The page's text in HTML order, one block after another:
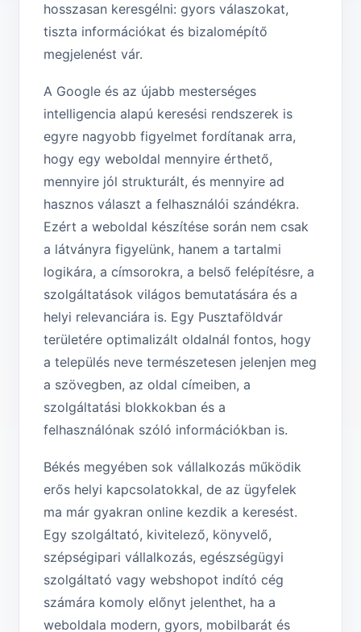
hosszasan keresgélni: gyors válaszokat,
tiszta információkat és bizalomépítő
megjelenést vár.
A Google és az újabb mesterséges
intelligencia alapú keresési rendszerek is
egyre nagyobb figyelmet fordítanak arra,
hogy egy weboldal mennyire érthető,
mennyire jól strukturált, és mennyire ad
hasznos választ a felhasználói szándékra.
Ezért a weboldal készítése során nem csak
a látványra figyelünk, hanem a tartalmi
logikára, a címsorokra, a belső felépítésre, a
szolgáltatások világos bemutatására és a
helyi relevanciára is. Egy Pusztaföldvár
területére optimalizált oldalnál fontos, hogy
a település neve természetesen jelenjen meg
a szövegben, az oldal címeiben, a
szolgáltatási blokkokban és a
felhasználónak szóló információkban is.
Békés megyében sok vállalkozás működik
erős helyi kapcsolatokkal, de az ügyfelek
ma már gyakran online kezdik a keresést.
Egy szolgáltató, kivitelező, könyvelő,
szépségipari vállalkozás, egészségügyi
szolgáltató vagy webshopot indító cég
számára komoly előnyt jelenthet, ha a
weboldala modern, gyors, mobilbarát és